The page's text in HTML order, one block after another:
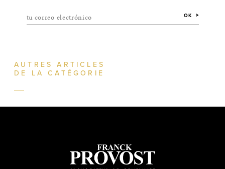
tu correo electrónico OK
AUTRES ARTICLES
DE LA CATÉGORIE